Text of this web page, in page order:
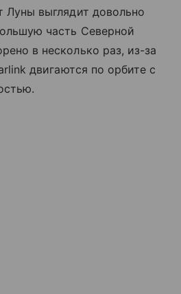
Луны выглядит довольно
часть Северной
в несколько раз, из-за
двигаются по орбите с